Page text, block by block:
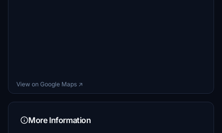
View on Google Maps ↗
More Information